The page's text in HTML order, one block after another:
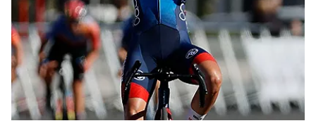
Kirolak 360
Atletismo
Carreras de montaña